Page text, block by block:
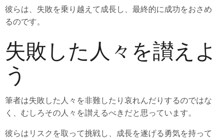
彼らは、失敗を乗り越えて成長し、最終的に成功をおさめ
るのです。
失敗した人々を讃えよ
う
筆者は失敗した人々を非難したり哀れんだりするのではな
く、むしろその人々を讃えるべきだと思っています。
彼らはリスクを取って挑戦し、成長を遂げる勇気を持って